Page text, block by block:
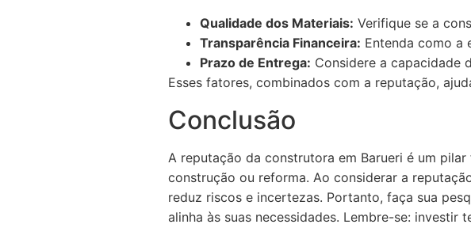
Qualidade dos Materiais: Verifique se a
Transparência Financeira: Entenda como a
Prazo de Entrega: Considere a capacidade
Esses fatores, combinados com a reputação,
Conclusão
A reputação da construtora em Barueri é um
construção ou reforma. Ao considerar a
reduz riscos e incertezas. Portanto, faça sua
alinha às suas necessidades. Lembre-se: